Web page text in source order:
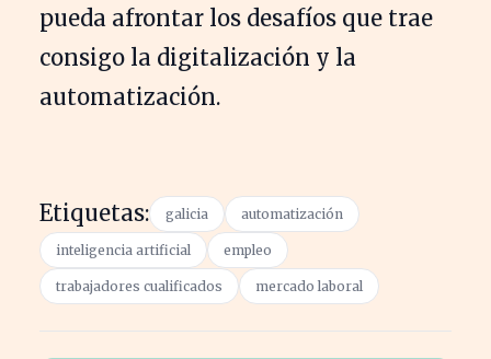
pueda afrontar los desafíos que trae
consigo la digitalización y la
automatización.
Etiquetas: galicia automatización
inteligencia artificial empleo
trabajadores cualificados mercado laboral